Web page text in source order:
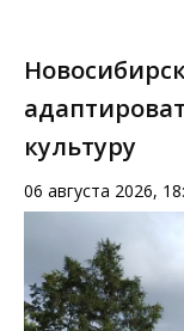
культуру
06 августа 2026,